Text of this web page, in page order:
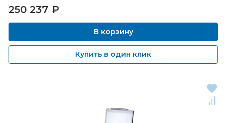
250 237 ₽
В корзину
Купить в один клик